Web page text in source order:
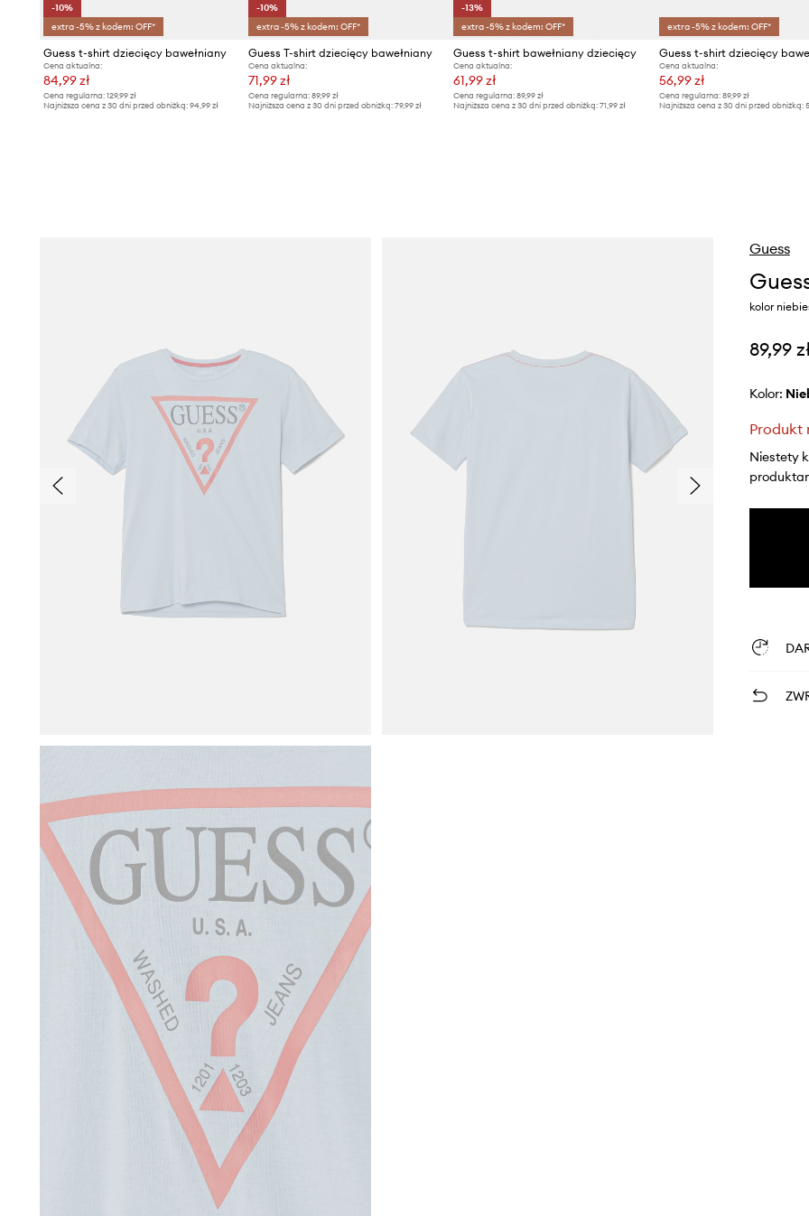
-10%
extra -5% z kodem: OFF*
Guess t-shirt dziecięcy bawełniany
Cena aktualna:
84,99 zł
Cena regularna: 129,99 zł
Najniższa cena z 30 dni przed obniżką: 94,99 zł
-10%
extra -5% z kodem: OFF*
Guess T-shirt dziecięcy bawełniany
Cena aktualna:
71,99 zł
Cena regularna:89,99 zł
Najniższa cena z 30 dni przed obniżką:79,99 zł
-13%
extra -5% z kodem: OFF*
Guess t-shirt bawełniany dziecięcy
Cena aktualna:
61,99 zł
Cena regularna: 89,99 zł
Najniższa cena z 30 dni przed obniżką: 71,99 zł
extra -5% z kodem: OFF*
Guess t-shirt dziecięcy
Cena aktualna:
56,99 zł
Cena regularna: 89,99 zł
Najniższa cena z 30 dni przed obniżką:
Guess
kolor
89,99
Kolor:
Produkt
Niestety